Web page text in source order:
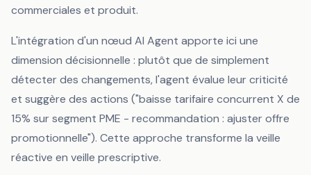
commerciales et produit.
L'intégration d'un nœud AI Agent apporte ici une
dimension décisionnelle : plutôt que de simplement
détecter des changements, l'agent évalue leur criticité
et suggère des actions ("baisse tarifaire concurrent X de
15% sur segment PME - recommandation : ajuster offre
promotionnelle"). Cette approche transforme la veille
réactive en veille prescriptive.